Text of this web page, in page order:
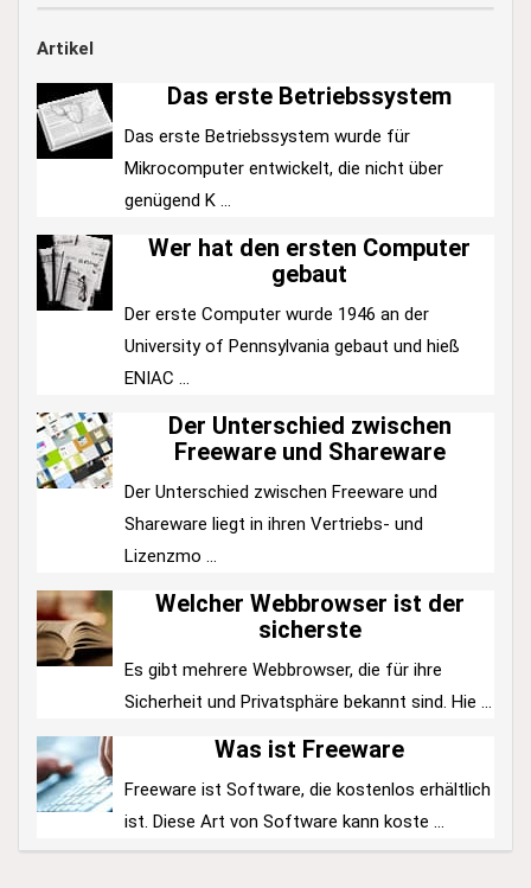
Artikel
Das erste Betriebssystem
Das erste Betriebssystem wurde für
Mikrocomputer entwickelt, die nicht über
genügend K ...
Wer hat den ersten Computer
gebaut
Der erste Computer wurde 1946 an der
University of Pennsylvania gebaut und hieß
ENIAC ...
Der Unterschied zwischen
Freeware und Shareware
Der Unterschied zwischen Freeware und
Shareware liegt in ihren Vertriebs- und
Lizenzmo ...
Welcher Webbrowser ist der
sicherste
Es gibt mehrere Webbrowser, die für ihre
Sicherheit und Privatsphäre bekannt sind. Hie ...
Was ist Freeware
Freeware ist Software, die kostenlos erhältlich
ist. Diese Art von Software kann koste ...